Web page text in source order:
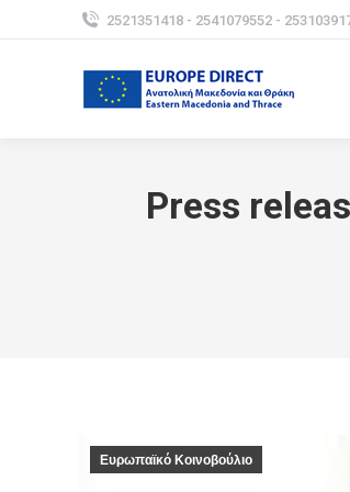
2521351418 - 2541079552 -
Press
Ευρωπαϊκό Κοινοβούλιο